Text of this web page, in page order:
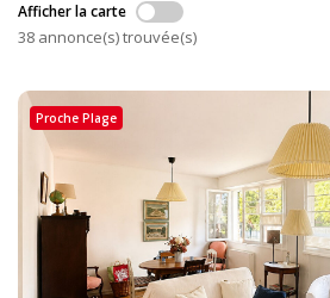
Afficher la carte
38 annonce(s) trouvée(s)
Proche Plage